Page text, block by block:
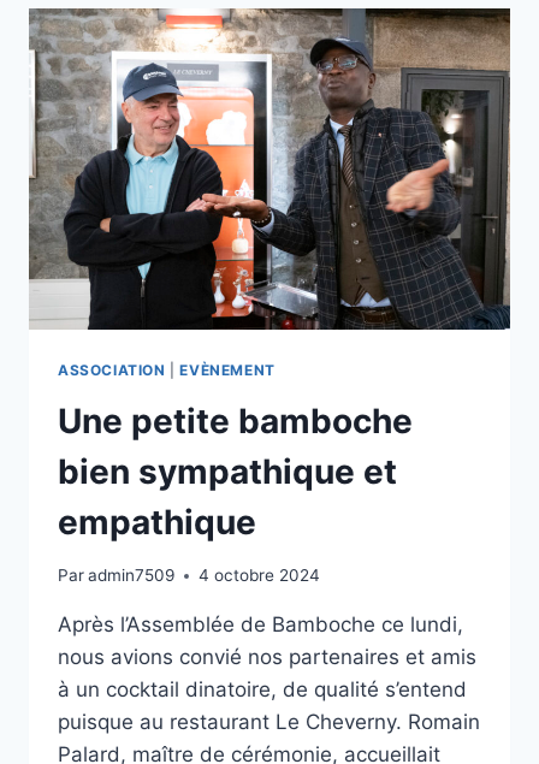
DES
HALLES
:-)
ASSOCIATION |EVÈNEMENT
Une petite bamboche
bien sympathique et
empathique
Paradmin7509 4 octobre 2024
Après l’Assemblée de Bamboche ce lundi,
nous avions convié nos partenaires et amis
à un cocktail dinatoire, de qualité s’entend
puisque au restaurant Le Cheverny. Romain
Palard, maître de cérémonie, accueillait